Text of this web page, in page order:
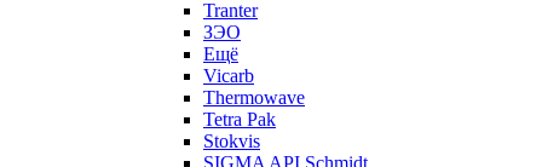
Tranter
ЗЭО
Ещё
Vicarb
Thermowave
Tetra Pak
Stokvis
SIGMA API Schmidt